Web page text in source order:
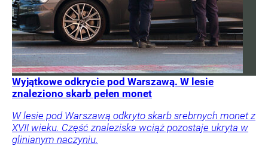
Wyjątkowe odkrycie pod Warszawą. W lesie
znaleziono skarb pełen monet
W lesie pod Warszawą odkryto skarb srebrnych monet z
XVII wieku. Część znaleziska wciąż pozostaje ukryta w
glinianym naczyniu.